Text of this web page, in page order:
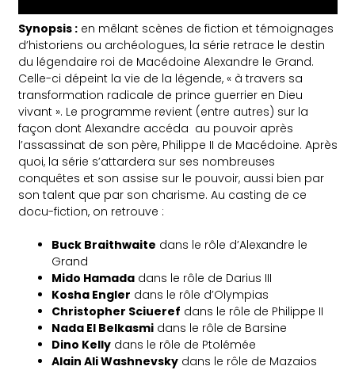
Synopsis : en mêlant scènes de fiction et témoignages
d’historiens ou archéologues, la série retrace le destin
du légendaire roi de Macédoine Alexandre le Grand.
Celle-ci dépeint la vie de la légende, « à travers sa
transformation radicale de prince guerrier en Dieu
vivant ». Le programme revient (entre autres) sur la
façon dont Alexandre accéda au pouvoir après
l’assassinat de son père, Philippe II de Macédoine. Après
quoi, la série s’attardera sur ses nombreuses
conquêtes et son assise sur le pouvoir, aussi bien par
son talent que par son charisme. Au casting de ce
docu-fiction, on retrouve :
Buck Braithwaite dans le rôle d’Alexandre le
Grand
Mido Hamada dans le rôle de Darius III
Kosha Engler dans le rôle d’Olympias
Christopher Sciueref dans le rôle de Philippe II
Nada El Belkasmi dans le rôle de Barsine
Dino Kelly dans le rôle de Ptolémée
Alain Ali Washnevsky dans le rôle de Mazaios